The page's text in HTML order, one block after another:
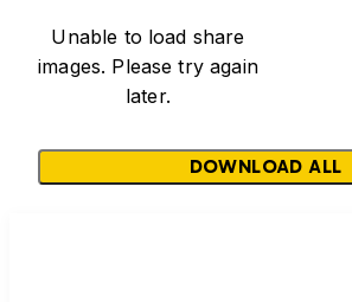
Unable to load share
images. Please try again
later.
DOWNLOAD ALL